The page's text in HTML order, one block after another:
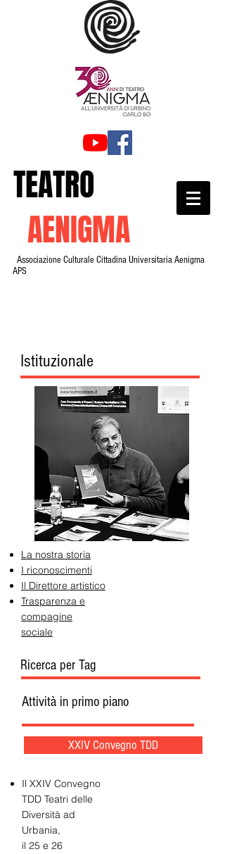
TEATRO
AENIGMA
Associazione Culturale Cittadina Universitaria Aenigma
APS
Istituzionale
La nostra storia
I riconoscimenti
Il Direttore artistico
Trasparenza e
compagine
sociale
Ricerca per Tag
Attività in primo piano
XXIV Convegno TDD
Il XXIV Convegno
TDD Teatri delle
Diversità ad
Urbania,
il 25 e 26